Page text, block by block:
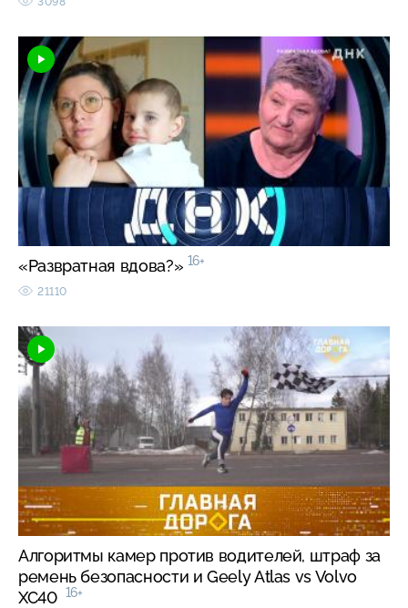
«Развратная вдова?» 16+
21110
Алгоритмы камер против водителей, штраф за
ремень безопасности и Geely Atlas vs Volvo
XC40 16+